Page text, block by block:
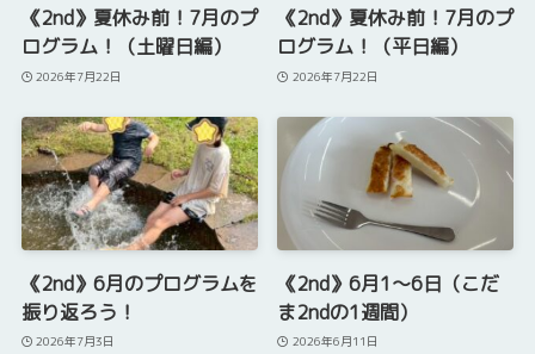
《2nd》夏休み前！7月のプ
ログラム！（土曜日編）
2026年7月22日
《2nd》夏休み前！7月のプ
ログラム！（平日編）
2026年7月22日
《2nd》6月のプログラムを
振り返ろう！
2026年7月3日
《2nd》6月1～6日（こだ
ま2ndの1週間）
2026年6月11日